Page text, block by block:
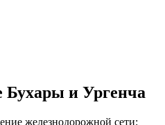
Бухары и Ургенча
железнодорожной сети: